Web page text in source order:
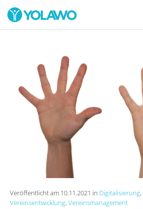
Veröffentlicht am 10.11.2021 in Digitalisierung,
Vereinsentwicklung, Vereinsmanagement